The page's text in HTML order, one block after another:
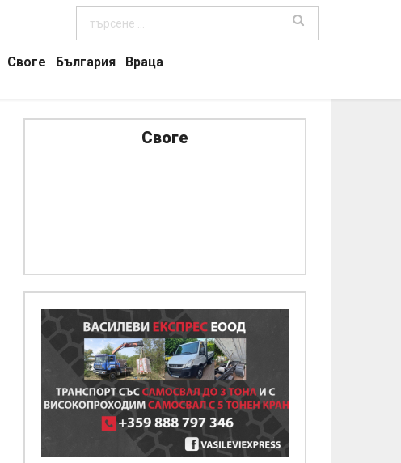
Своге България
Враца
Своге